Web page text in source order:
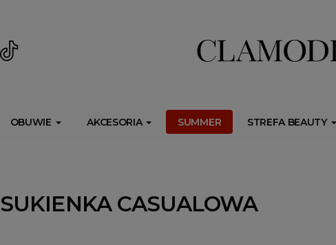
OBUWIE AKCESORIA SUMMER STREFA BEAUTY
SUKIENKA CASUALOWA